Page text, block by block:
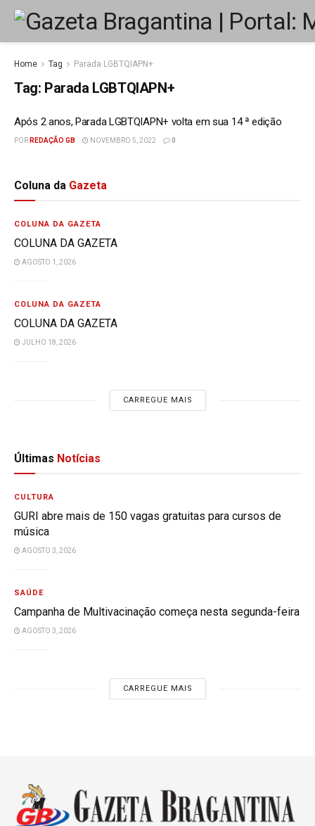
Home Tag Parada LGBTQIAPN+
Tag: Parada LGBTQIAPN+
Após 2 anos, Parada LGBTQIAPN+ volta em sua 14 ª edição
POR REDAÇÃO GB NOVEMBRO 5, 2022 0
Coluna da Gazeta
COLUNA DA GAZETA
COLUNA DA GAZETA
AGOSTO 1, 2026
COLUNA DA GAZETA
COLUNA DA GAZETA
JULHO 18, 2026
CARREGUE MAIS
Últimas Notícias
CULTURA
GURI abre mais de 150 vagas gratuitas para cursos de
música
AGOSTO 3, 2026
SAÚDE
Campanha de Multivacinação começa nesta segunda-feira
AGOSTO 3, 2026
CARREGUE MAIS